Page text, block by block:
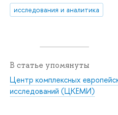
исследования и аналитика
В статье упомянуты
Центр комплексных
исследований (ЦКЕМИ)